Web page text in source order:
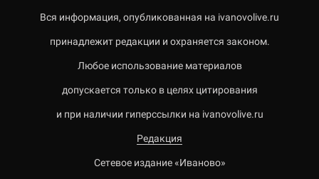
Вся информация, опубликованная на ivanovolive.ru
принадлежит редакции и охраняется законом.
Любое использование материалов
допускается только в целях цитирования
и при наличии гиперссылки на ivanovolive.ru
Редакция
Сетевое издание «Иваново»